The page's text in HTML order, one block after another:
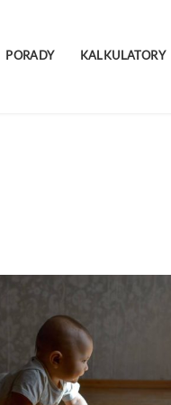
PORADY KALKULATORY